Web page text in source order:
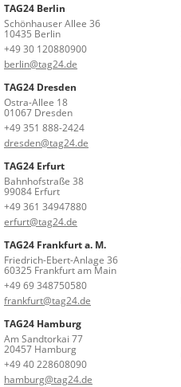
TAG24 Berlin
Schönhauser Allee 36
10435 Berlin
+49 30 120880900
berlin@tag24.de
TAG24 Dresden
Ostra-Allee 18
01067 Dresden
+49 351 888-2424
dresden@tag24.de
TAG24 Erfurt
Bahnhofstraße 38
99084 Erfurt
+49 361 34947880
erfurt@tag24.de
TAG24 Frankfurt a. M.
Friedrich-Ebert-Anlage 36
60325 Frankfurt am Main
+49 69 348750580
frankfurt@tag24.de
TAG24 Hamburg
Am Sandtorkai 77
20457 Hamburg
+49 40 228608090
hamburg@tag24.de